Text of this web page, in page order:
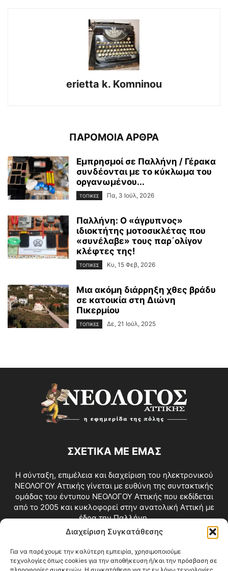
Διαχείριση Συγκατάθεσης
Για να παρέχουμε την καλύτερη εμπειρία, χρησιμοποιούμε
τεχνολογίες όπως cookies για την αποθήκευση ή/και την πρόσβαση σε
erietta k. Komninou
ΠΑΡΟΜΟΙΑ ΑΡΘΡΑ
Εμπρησμοί σε Παλλήνη / Γέρακα
συνδέονται με το κύκλωμα του
οργανωμένου...
ΤΟΠΙΚΕΣ Πα, 3 Ιούλ, 2026
Παλλήνη: Ο «άγρυπνος»
ιδιοκτήτης μοτοσικλέτας που
«συνέλαβε» τους παρ΄ολίγον
κλέφτες της!
ΤΟΠΙΚΕΣ Κυ, 15 Φεβ, 2026
Μια ακόμη διάρρηξη χθες βράδυ
σε κατοικία στη Διώνη
Πικερμίου
ΤΟΠΙΚΕΣ Δε, 21 Ιούλ, 2025
ΣΧΕΤΙΚΑ ΜΕ ΕΜΑΣ
Η σύνταξη, επιμέλεια και διαχείριση του ηλεκτρονικού
ΝΕΟΛΟΓΟΥ Αττικής γίνεται με ευθύνη της συντακτικής
ομάδας του έντυπου ΝΕΟΛΟΓΟΥ Αττικής που εκδίδεται
από το 2005 και κυκλοφορεί στην ανατολική Αττική με
έδρα την Παλλήνη.
Επικοινωνία:info@neologosattikis.gr
ΑΚΟΛΟΥΘΗΣΕ ΜΑΣ